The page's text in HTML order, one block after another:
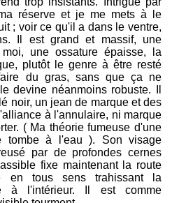
réserve et je me mets à le
; voir ce qu'il a dans le ventre,
Il est grand et massif, une
une ossature épaisse, la
plutôt le genre à être resté
du gras, sans que ça ne
devine néanmoins robuste. Il
noir, un jean de marque et des
à l'annulaire, ni marque
( Ma théorie fumeuse d'une
tombe à l'eau ). Son visage
par de profondes cernes
fixe maintenant la route
en tous sens trahissant la
à l'intérieur. Il est comme